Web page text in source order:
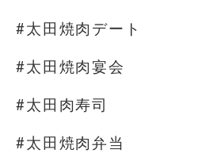
#太田焼肉デート
#太田焼肉宴会
#太田肉寿司
#太田焼肉弁当